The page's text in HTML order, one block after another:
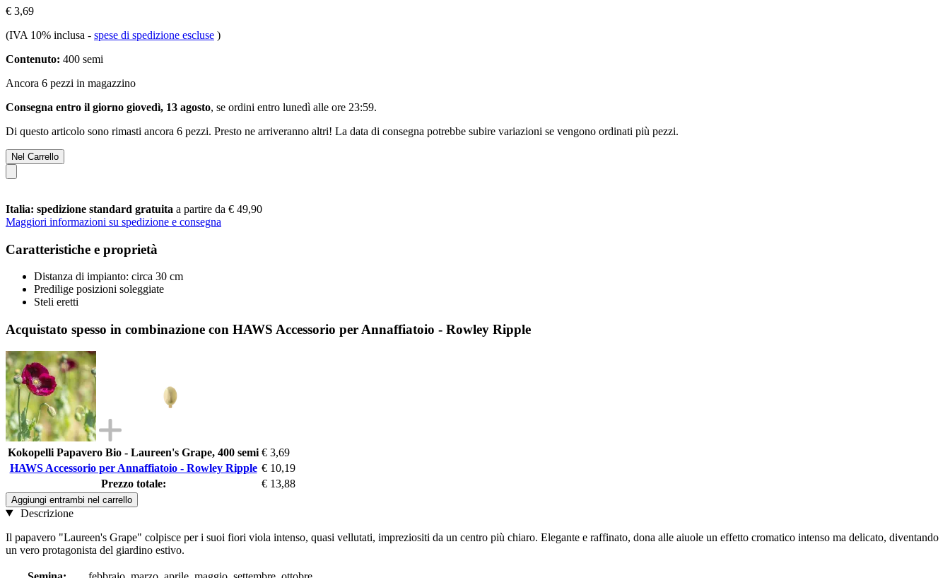
€ 3,69
(IVA 10% inclusa - spese di spedizione escluse )
Contenuto: 400 semi
Ancora 6 pezzi in magazzino
Consegna entro il giorno giovedì, 13 agosto, se ordini entro lunedì alle ore 23:59.
Di questo articolo sono rimasti ancora 6 pezzi. Presto ne arriveranno altri! La data di consegna potrebbe subire variazioni se vengono ordinati più pezzi.
Nel Carrello
Italia: spedizione standard gratuita a partire da € 49,90
Maggiori informazioni su spedizione e consegna
Caratteristiche e proprietà
Distanza di impianto: circa 30 cm
Predilige posizioni soleggiate
Steli eretti
Acquistato spesso in combinazione con HAWS Accessorio per Annaffiatoio - Rowley Ripple
Kokopelli Papavero Bio - Laureen's Grape, 400 semi € 3,69
HAWS Accessorio per Annaffiatoio - Rowley Ripple € 10,19
Prezzo totale:
€ 13,88
Aggiungi entrambi nel carrello
Descrizione
Il papavero "Laureen's Grape" colpisce per i suoi fiori viola intenso, quasi vellutati, impreziositi da un centro più chiaro. Elegante e raffinato, dona alle aiuole un effetto cromatico intenso ma delicato, diventando
un vero protagonista del giardino estivo.